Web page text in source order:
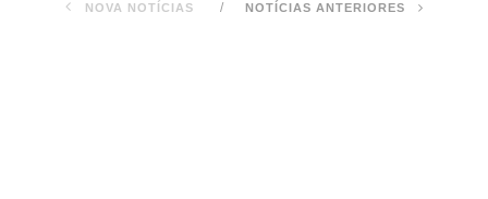
NOVA NOTÍCIAS NOTÍCIAS ANTERIORES